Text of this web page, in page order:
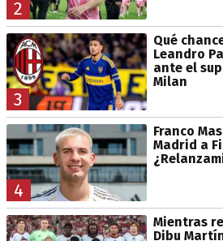
2
3
Qué
Leandro
ante el
Milan
4
Franco
Madrid a
Mientras
Dibu